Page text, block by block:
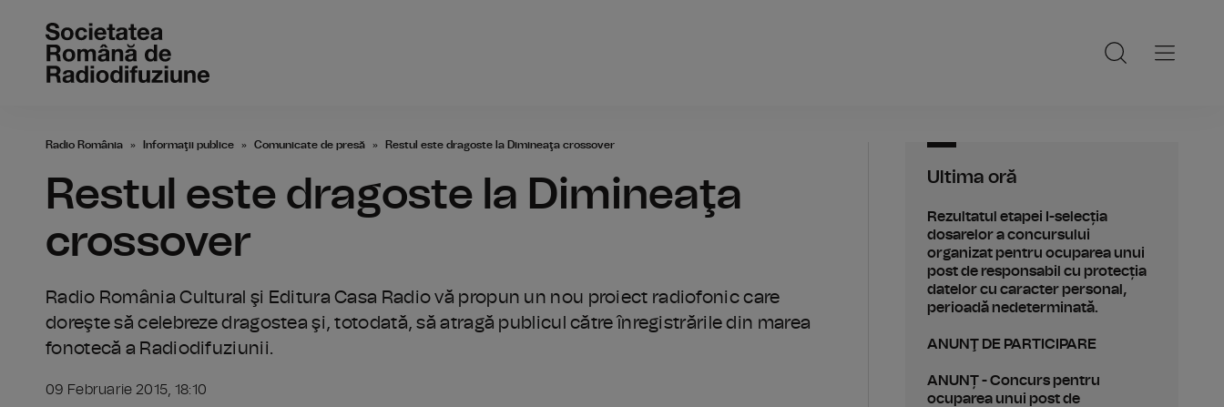
Radio România Informaţii publice Comunicate de presă Restul este dragoste la Dimineaţa crossover
Restul este dragoste la Dimineaţa
crossover
Radio România Cultural şi Editura Casa Radio vă propun un nou proiect radiofonic care
doreşte să celebreze dragostea şi, totodată, să atragă publicul către înregistrările din marea
fonotecă a Radiodifuziunii.
09 Februarie 2015, 18:10
Ultima oră
Rezultatul etapei I-selecția
dosarelor a concursului
organizat pentru ocuparea unui
post de responsabil cu protecția
datelor cu caracter personal,
perioadă nedeterminată.
ANUNŢ DE PARTICIPARE
ANUNȚ - Concurs pentru
ocuparea unui post de